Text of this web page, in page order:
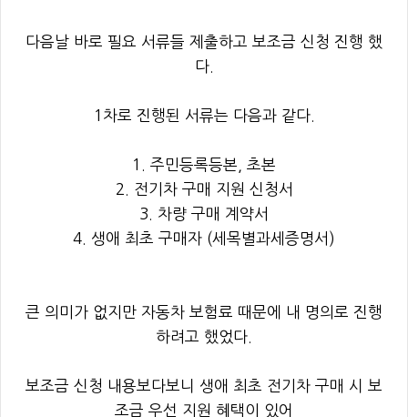
다음날 바로 필요 서류들 제출하고 보조금 신청 진행 했
다.
1차로 진행된 서류는 다음과 같다.
1. 주민등록등본, 초본
2. 전기차 구매 지원 신청서
3. 차량 구매 계약서
4. 생애 최초 구매자 (세목별과세증명서)
큰 의미가 없지만 자동차 보험료 때문에 내 명의로 진행
하려고 했었다.
보조금 신청 내용보다보니 생애 최초 전기차 구매 시 보
조금 우선 지원 혜택이 있어